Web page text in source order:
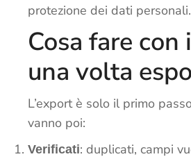
protezione dei dati personali.
Cosa fare con
una volta
L’export è solo il primo
vanno poi:
Verificati: duplicati, campi